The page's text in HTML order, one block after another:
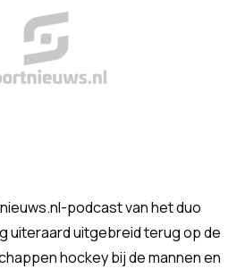
podcast van het duo
uiteraard uitgebreid terug op de
hockey bij de mannen en